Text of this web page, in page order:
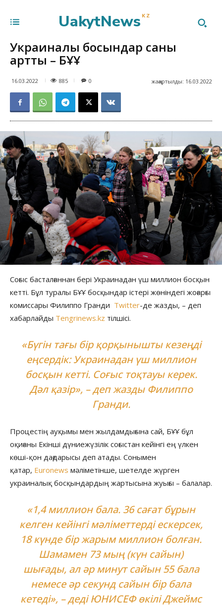
UakytNews KZ
Украиналық босқындар саны
артты – БҰҰ
16.03.2022 885 жаңартылды: 16.03.2022
0
Соғыс басталғаннан бері Украинадан үш миллион босқын
кетті. Бұл туралы БҰҰ босқындар істері жөніндегі жоғарғы
комиссары Филиппо Гранди Twitter-де жазды, – деп
хабарлайды Tengrinews.kz тілшісі.
«Бүгін тағы бір қорқынышты кезеңді
еңсердік: Украинадан үш миллион
босқын кетті. Соғыс тоқтауы керек.
Дәл қазір», – деп жазды Филиппо
Гранди.
Процестің ауқымы мен жылдамдығына сай, БҰҰ бұл
оқиғаны Екінші дүниежүзілік соғыстан кейінгі ең үлкен
көші-қон дағдарысы деп атады. Сонымен
қатар, Euronews мәліметінше, шетелде жүрген
украиналық босқындардың жартысына жуығы – балалар.
«1,4 миллион бала. 36 сағат бұрын
келген кейінгі мәліметтерді ескерсек,
18 күнде бір жарым миллион болған.
Шамамен 73 мың (күн сайын)
шығады, ал әр минут сайын 55 бала
немесе әр секунд сайын бір бала
кетеді», – деді ЮНИСЕФ өкілі Джеймс